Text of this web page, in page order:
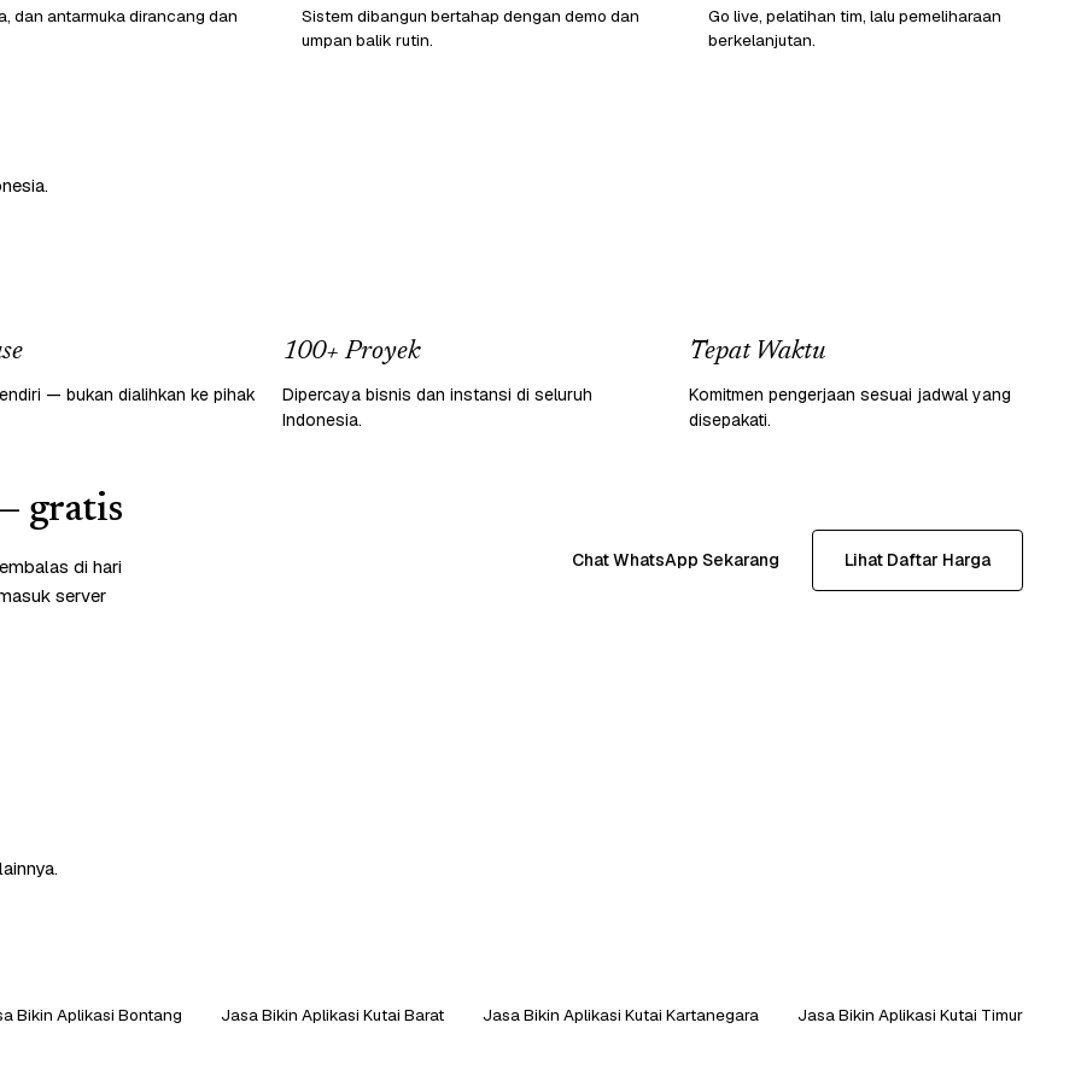
dan antarmuka dirancang dan
Sistem dibangun bertahap dengan demo dan
umpan balik rutin.
Go live, pelatihan tim, lalu pemeliharaan
berkelanjutan.
— bukan dialihkan ke pihak
100+ Proyek
Dipercaya bisnis dan instansi di seluruh
Indonesia.
Tepat Waktu
Komitmen pengerjaan sesuai jadwal yang
disepakati.
gratis
di hari
server
Chat WhatsApp Sekarang Lihat Daftar Harga
Bikin Aplikasi Bontang Jasa Bikin Aplikasi Kutai Barat Jasa Bikin Aplikasi Kutai Kartanegara Jasa Bikin Aplikasi Kutai Timur